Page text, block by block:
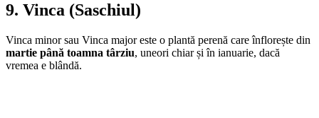
9. Vinca (Saschiul)
Vinca minor sau Vinca major este o plantă perenă care înflorește din
martie până toamna târziu, uneori chiar și în ianuarie, dacă
vremea e blândă.